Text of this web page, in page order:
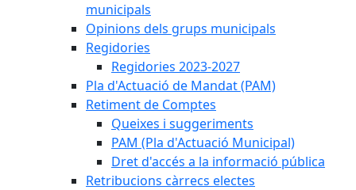
municipals
Opinions dels grups municipals
Regidories
Regidories 2023-2027
Pla d'Actuació de Mandat (PAM)
Retiment de Comptes
Queixes i suggeriments
PAM (Pla d'Actuació Municipal)
Dret d'accés a la informació pública
Retribucions càrrecs electes